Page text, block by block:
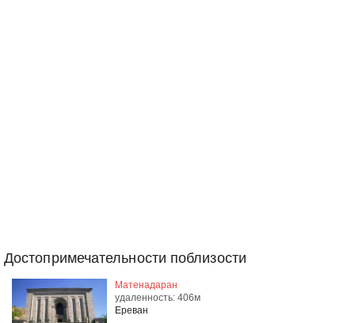
Достопримечательности поблизости
Матенадаран
удаленность: 406м
Ереван